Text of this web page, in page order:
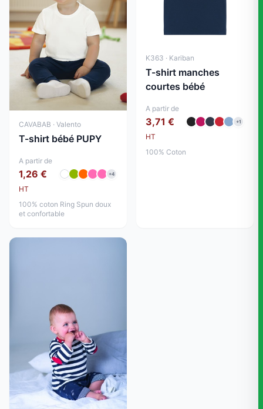
CAVABAB · Valento
T-shirt bébé PUPY
A partir de
1,26 €
HT
+4
100% coton Ring Spun doux
et confortable
K363 · Kariban
T-shirt manches
courtes bébé
A partir de
3,71 €
HT
+1
100% Coton